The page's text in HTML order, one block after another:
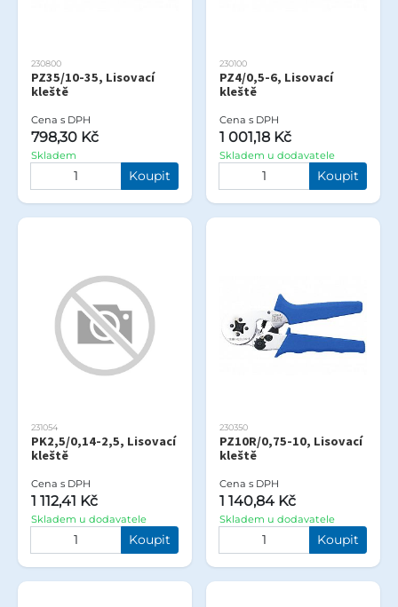
230800
PZ35/10-35, Lisovací
kleště
Cena s DPH
798,30 Kč
Skladem
Koupit
230100
PZ4/0,5-6, Lisovací
kleště
Cena s DPH
1 001,18 Kč
Skladem u dodavatele
Koupit
231054
PK2,5/0,14-2,5, Lisovací
kleště
Cena s DPH
1 112,41 Kč
Skladem u dodavatele
Koupit
230350
PZ10R/0,75-10, Lisovací
kleště
Cena s DPH
1 140,84 Kč
Skladem u dodavatele
Koupit